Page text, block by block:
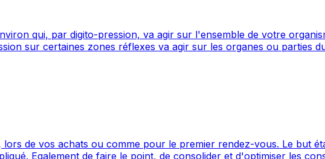
qui, par digito-pression, va agir sur l'ensemble de votre
sur certaines zones réflexes va agir sur les organes ou parties
de vos achats ou comme pour le premier rendez-vous. Le but
Egalement de faire le point, de consolider et d'optimiser les